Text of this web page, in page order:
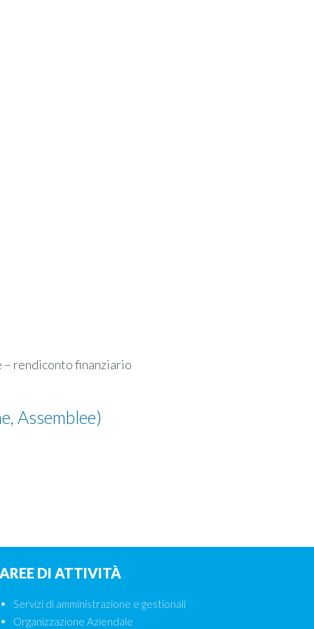
rendiconto finanziario
Assemblee)
AREE DI ATTIVITÀ
Servizi di amministrazione e gestionali
Organizzazione Aziendale